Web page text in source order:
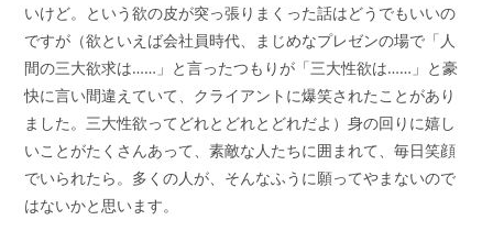
いけど。という欲の皮が突っ張りまくった話はどうでもいいの
ですが（欲といえば会社員時代、まじめなプレゼンの場で「人
間の三大欲求は……」と言ったつもりが「三大性欲は……」と豪
快に言い間違えていて、クライアントに爆笑されたことがあり
ました。三大性欲ってどれとどれとどれだよ）身の回りに嬉し
いことがたくさんあって、素敵な人たちに囲まれて、毎日笑顔
でいられたら。多くの人が、そんなふうに願ってやまないので
はないかと思います。